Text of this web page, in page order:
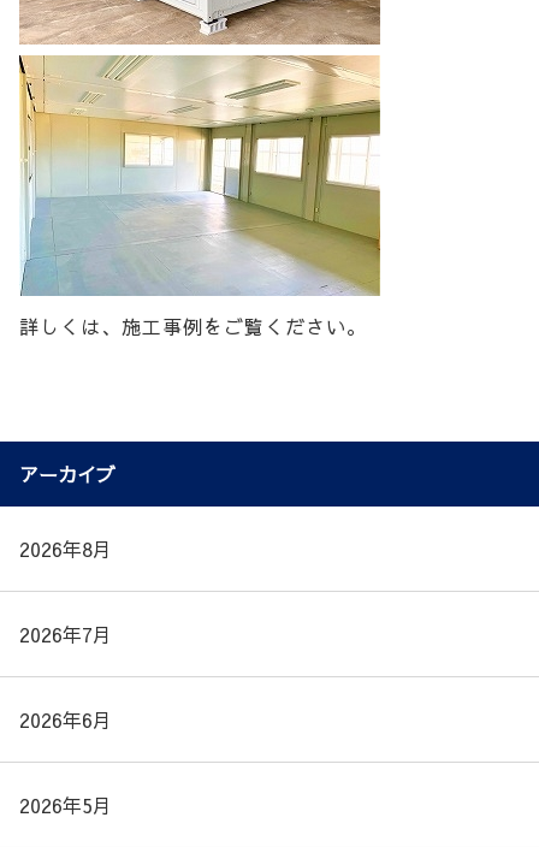
詳しくは、施工事例をご覧ください。
アーカイブ
2026年8月
2026年7月
2026年6月
2026年5月